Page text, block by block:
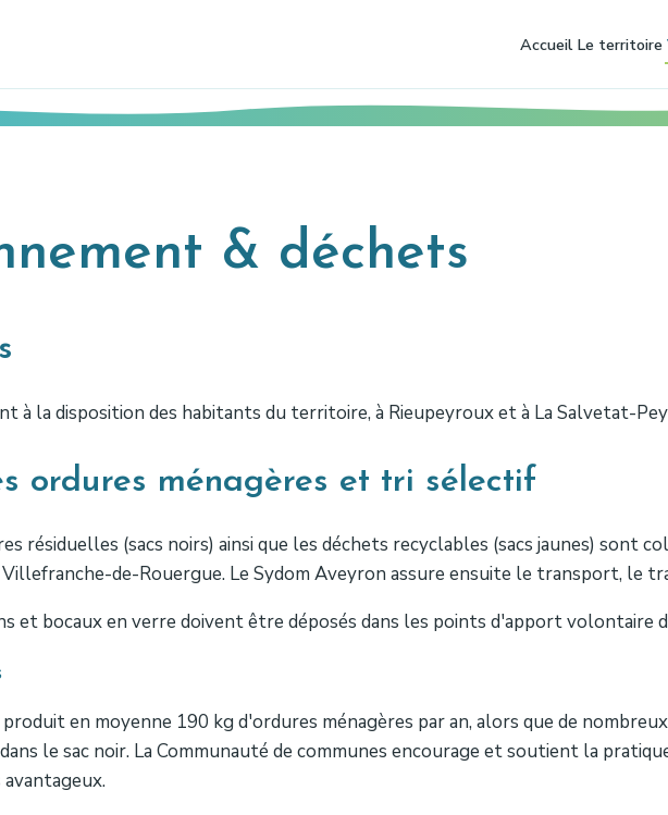
Accueil Le territoire
& déchets
à la disposition des habitants du territoire, à Rieupeyroux et à La Salvetat-
ordures ménagères et tri sélectif
résiduelles (sacs noirs) ainsi que les déchets recyclables (sacs jaunes) sont
de-Rouergue. Le Sydom Aveyron assure ensuite le transport, le
et bocaux en verre doivent être déposés dans les points d'apport volontaire
produit en moyenne 190 kg d'ordures ménagères par an, alors que de
le sac noir. La Communauté de communes encourage et soutient la